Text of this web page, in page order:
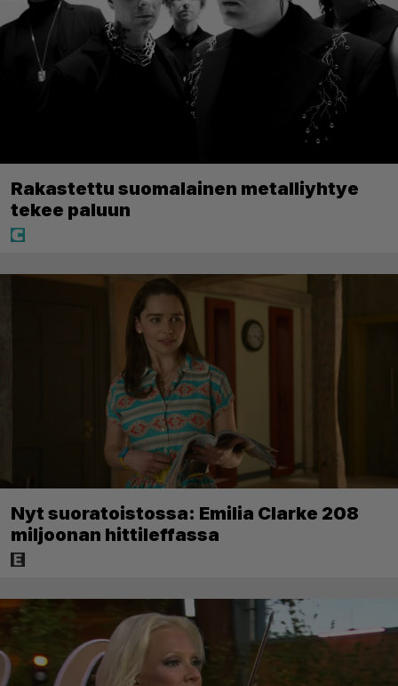
Rakastettu suomalainen metalliyhtye
tekee paluun
Nyt suoratoistossa: Emilia Clarke 208
miljoonan hittileffassa